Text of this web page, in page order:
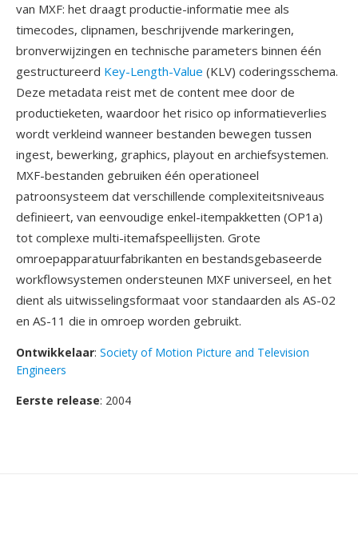
van MXF: het draagt productie-informatie mee als
timecodes, clipnamen, beschrijvende markeringen,
bronverwijzingen en technische parameters binnen één
gestructureerd Key-Length-Value (KLV) coderingsschema.
Deze metadata reist met de content mee door de
productieketen, waardoor het risico op informatieverlies
wordt verkleind wanneer bestanden bewegen tussen
ingest, bewerking, graphics, playout en archiefsystemen.
MXF-bestanden gebruiken één operationeel
patroonsysteem dat verschillende complexiteitsniveaus
definieert, van eenvoudige enkel-itempakketten (OP1a)
tot complexe multi-itemafspeellijsten. Grote
omroepapparatuurfabrikanten en bestandsgebaseerde
workflowsystemen ondersteunen MXF universeel, en het
dient als uitwisselingsformaat voor standaarden als AS-02
en AS-11 die in omroep worden gebruikt.
Ontwikkelaar: Society of Motion Picture and Television
Engineers
Eerste release: 2004